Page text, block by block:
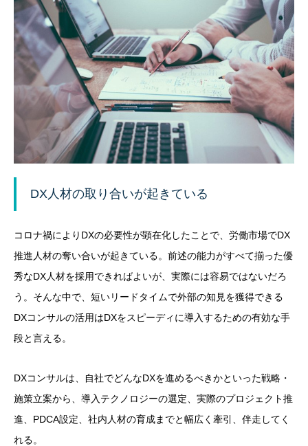
DX人材の取り合いが起きている
コロナ禍によりDXの必要性が顕在化したことで、労働市場でDX
推進人材の奪い合いが起きている。前述の能力がすべて揃った優
秀なDX人材を採用できればよいが、実際には容易ではないだろ
う。そんな中で、短いリードタイムで外部の知見を獲得できる
DXコンサルの活用はDXをスピーディに導入するための有効な手
段と言える。
DXコンサルは、自社でどんなDXを進めるべきかといった戦略・
施策立案から、導入テクノロジーの選定、実際のプロジェクト推
進、PDCA設定、社内人材の育成までと幅広く牽引、伴走してく
れる。